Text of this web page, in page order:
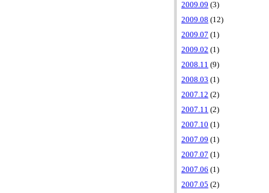
2009.09 (3)
2009.08 (12)
2009.07 (1)
2009.02 (1)
2008.11 (9)
2008.03 (1)
2007.12 (2)
2007.11 (2)
2007.10 (1)
2007.09 (1)
2007.07 (1)
2007.06 (1)
2007.05 (2)